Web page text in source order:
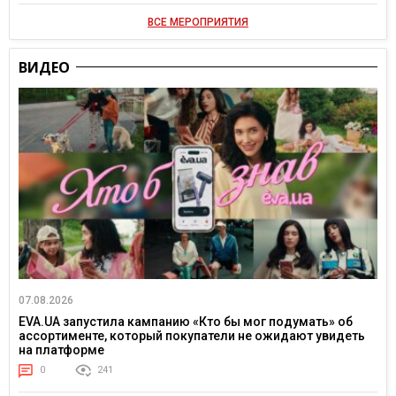
ВСЕ МЕРОПРИЯТИЯ
ВИДЕО
07.08.2026
EVA.UA запустила кампанию «Кто бы мог подумать» об
ассортименте, который покупатели не ожидают увидеть
на платформе
0 241